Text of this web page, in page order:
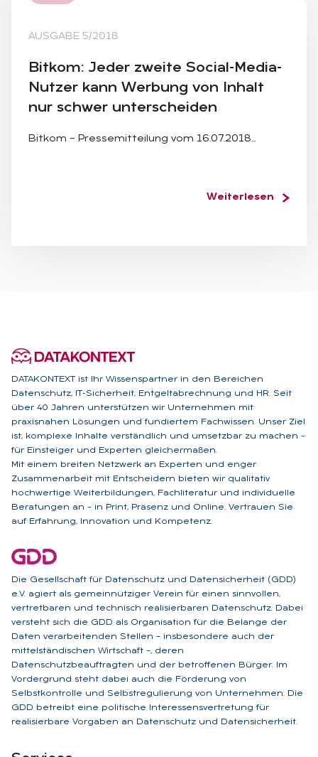
AUSGABE 5/2018
Bit­kom: Je­der zwei­te So­ci­al-Me­dia-
Nut­zer kann Wer­bung von In­halt
nur schwer un­ter­schei­den
Bitkom – Pressemitteilung vom 16.07.2018…
Weiterlesen
DATAKONTEXT ist Ihr Wissenspartner in den Bereichen
Datenschutz, IT-Sicherheit, Entgeltabrechnung und HR. Seit
über 40 Jahren unterstützen wir Unternehmen mit
praxisnahen Lösungen und fundiertem Fachwissen. Unser Ziel
ist, komplexe Inhalte verständlich und umsetzbar zu machen –
für Einsteiger und Experten gleichermaßen.
Mit einem breiten Netzwerk an Experten und enger
Zusammenarbeit mit Entscheidern bieten wir qualitativ
hochwertige Weiterbildungen, Fachliteratur und individuelle
Beratungen an – in Print, Präsenz und Online. Vertrauen Sie
auf Erfahrung, Innovation und Kompetenz.
Die Gesellschaft für Datenschutz und Datensicherheit (GDD)
e.V. agiert als gemeinnütziger Verein für einen sinnvollen,
vertretbaren und technisch realisierbaren Datenschutz. Dabei
versteht sich die GDD als Organisation für die Belange der
Daten verarbeitenden Stellen – insbesondere auch der
mittelständischen Wirtschaft –, deren
Datenschutzbeauftragten und der betroffenen Bürger. Im
Vordergrund steht dabei auch die Förderung von
Selbstkontrolle und Selbstregulierung von Unternehmen. Die
GDD betreibt eine politische Interessensvertretung für
realisierbare Vorgaben an Datenschutz und Datensicherheit.